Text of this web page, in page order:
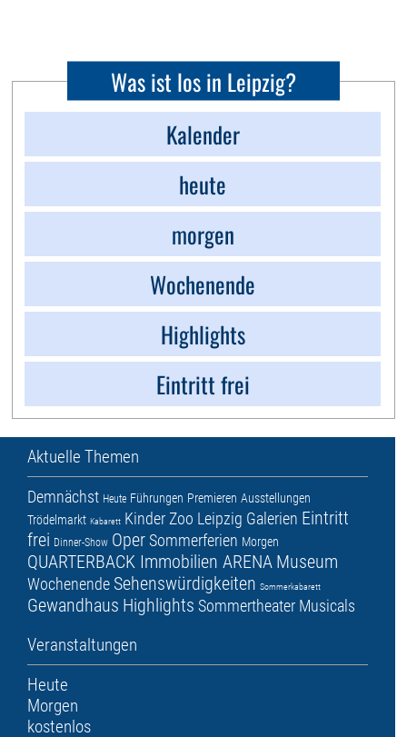
Was ist los in Leipzig?
Kalender
heute
morgen
Wochenende
Highlights
Eintritt frei
Aktuelle Themen
Demnächst Heute Führungen Premieren Ausstellungen
Trödelmarkt Kabarett KinderZoo Leipzig Galerien Eintritt
frei Dinner-Show OperSommerferien Morgen
QUARTERBACK Immobilien ARENA Museum
Wochenende Sehenswürdigkeiten Sommerkabarett
Gewandhaus Highlights Sommertheater Musicals
Veranstaltungen
Heute
Morgen
kostenlos